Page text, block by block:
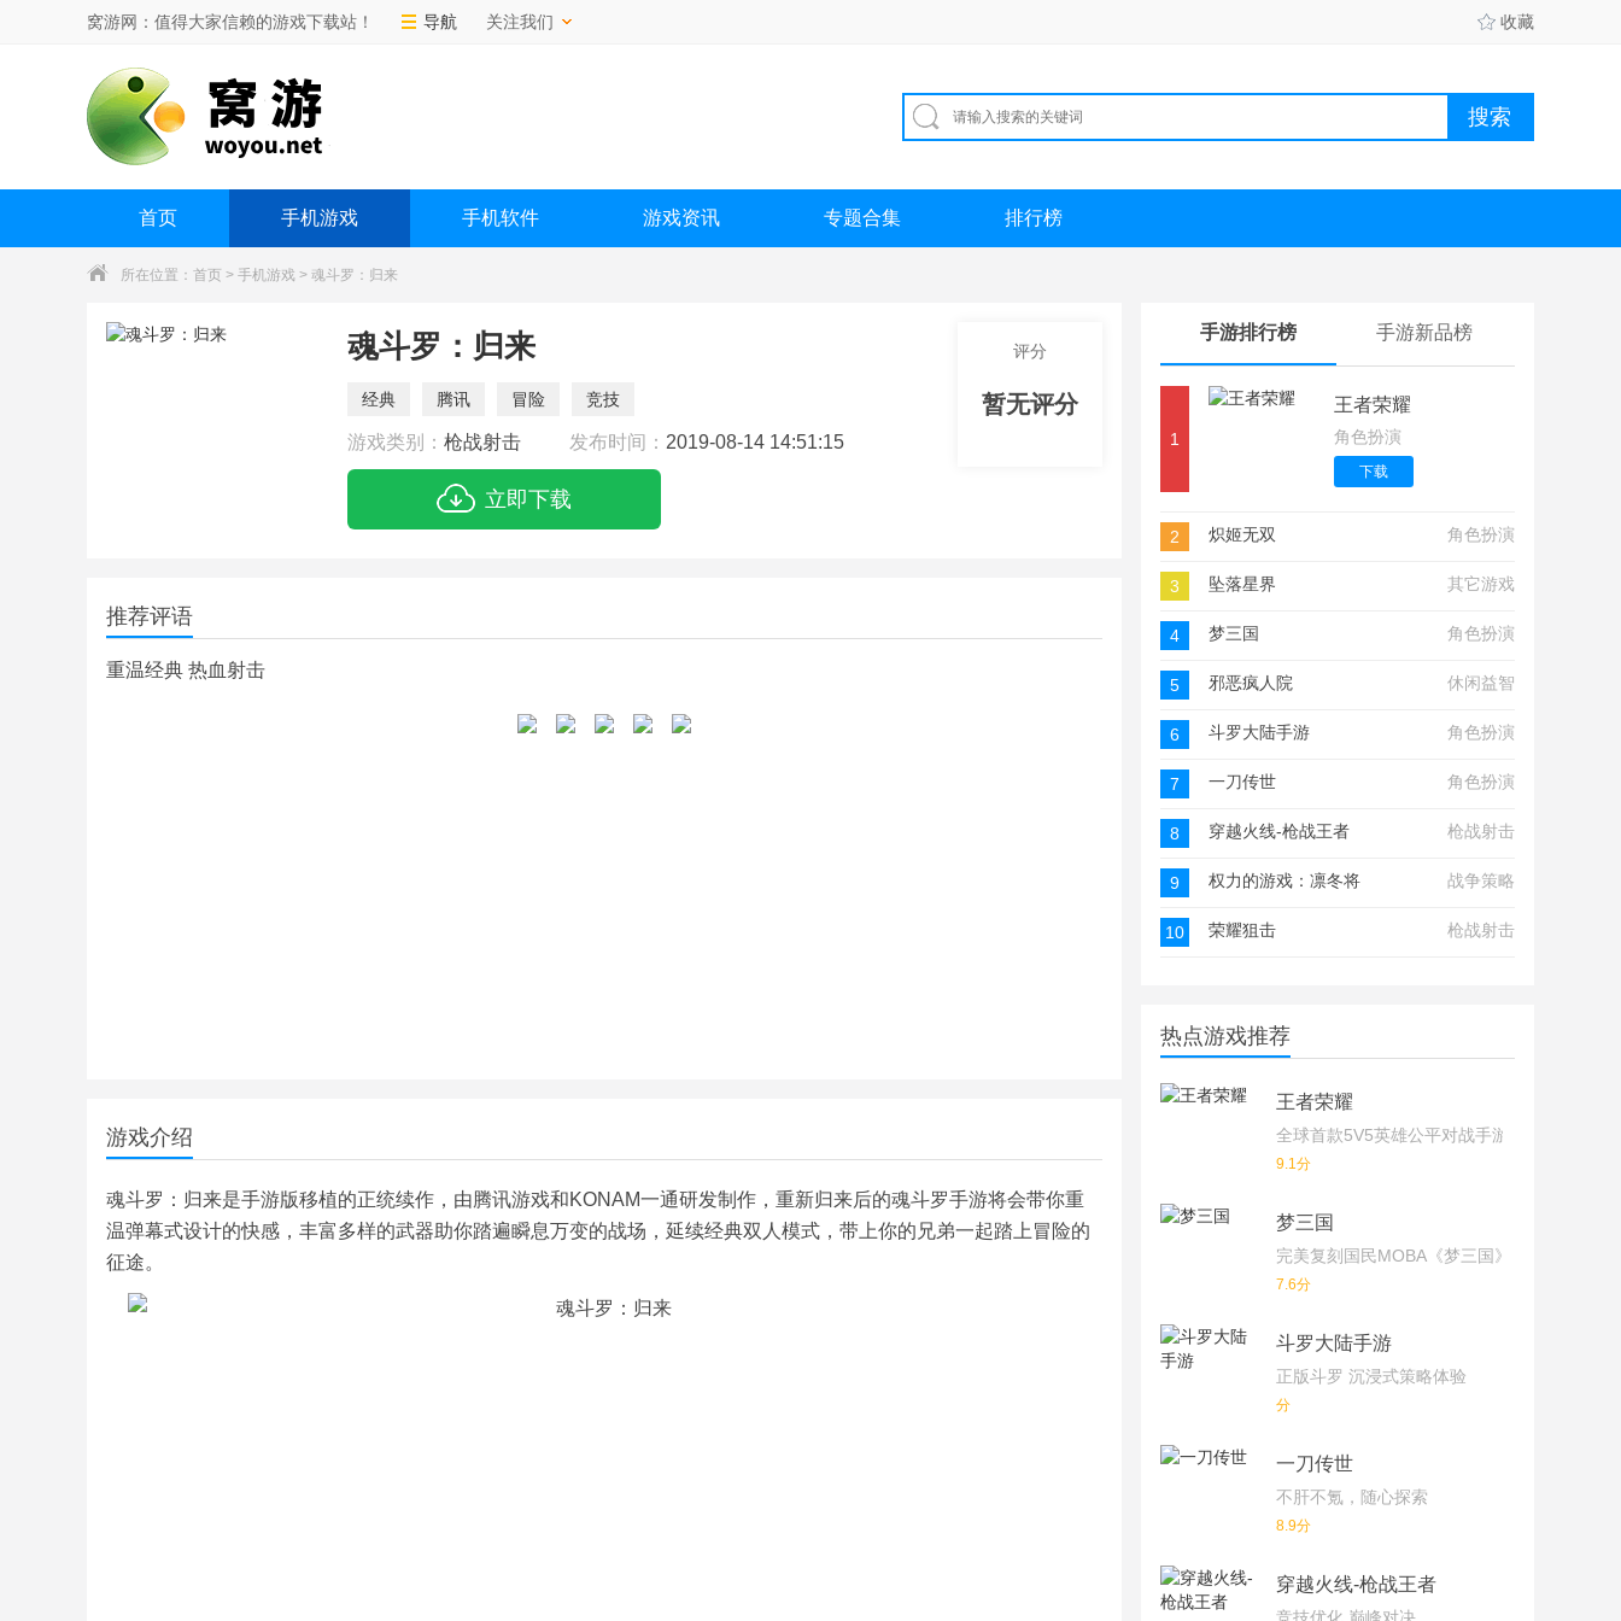
窝游网：值得大家信赖的游戏下载站！ 导航 关注我们 收藏
首页 手机游戏 手机软件 游戏资讯 专题合集 排行榜
所在位置： 首页 > 手机游戏 > 魂斗罗：归来
魂斗罗：归来
经典 腾讯 冒险 竞技
游戏类别： 枪战射击 发布时间： 2019-08-14 14:51:15
立即下载
评分
暂无评分
推荐评语
重温经典 热血射击
游戏介绍
魂斗罗：归来是手游版移植的正统续作，由腾讯游戏和KONAM一通研发制作，重新归来后的魂斗罗手游将会带你重
温弹幕式设计的快感，丰富多样的武器助你踏遍瞬息万变的战场，延续经典双人模式，带上你的兄弟一起踏上冒险的
征途。
手游排行榜 手游新品榜
1
王者荣耀
角色扮演
下载
2 炽姬无双 角色扮演
3 坠落星界 其它游戏
4 梦三国 角色扮演
5 邪恶疯人院 休闲益智
6 斗罗大陆手游 角色扮演
7 一刀传世 角色扮演
8 穿越火线-枪战王者 枪战射击
9 权力的游戏：凛冬将至 战争策略
10 荣耀狙击 枪战射击
热点游戏推荐
王者荣耀
全球首款5V5英雄公平对战手游
9.1分
梦三国
完美复刻国民MOBA《梦三国》端游！
7.6分
斗罗大陆手游
正版斗罗 沉浸式策略体验
分
一刀传世
不肝不氪，随心探索
8.9分
穿越火线-枪战王者